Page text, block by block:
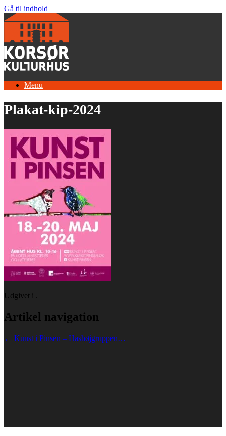
Gå til indhold
Menu
Plakat-kip-2024
Udgivet i .
Artikel navigation
← Kunst i Pinsen – Hashøjgruppen…